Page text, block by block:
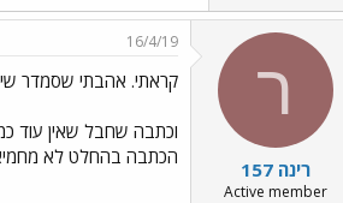
ר
רינה 157
Active member
16/4/19
קראתי. אהבתי שסמדר
וכתבה שחבל שאין עוד
הכתבה בהחלט לא